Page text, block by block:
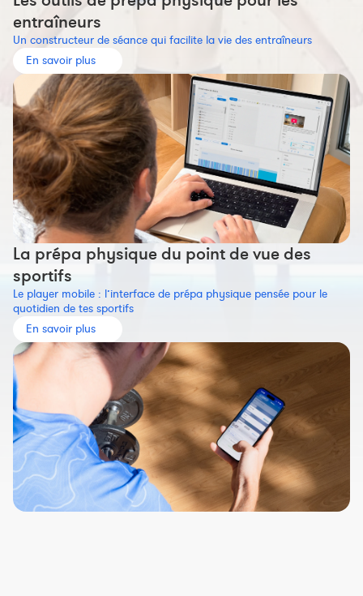
entraîneurs
Un constructeur de séance qui facilite la vie des entraîneurs
En savoir plus
La prépa physique du point de vue des
sportifs
Le player mobile : l’interface de prépa physique pensée pour le
quotidien de tes sportifs
En savoir plus